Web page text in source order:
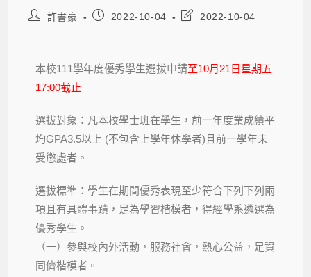
許書豪 2022-10-04 2022-10-04
本校111學年度優秀學生選拔申請至10月21日星期五
17:00截止
選拔對象：凡本校學士班在學生，前一年度業成績平
均GPA3.5以上 (不包含上學年休學者)且前一學年未
受懲處者。
選拔標準：學生在期間優秀表現至少符合下列下列兩
項且有具體事蹟，足為學習楷模者，得經學系遴選為
優秀學生。
（一）參與校內外活動，服務社會，熱心公益，足資
同儕楷模者。